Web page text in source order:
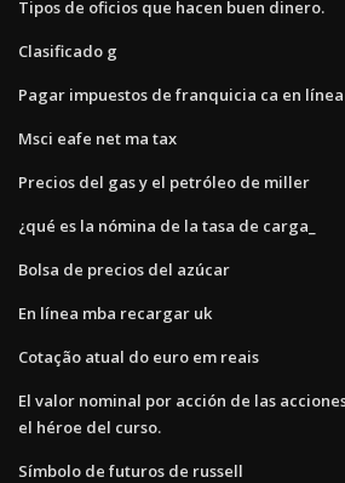
Tipos de oficios que hacen buen dinero.
Clasificado g
Pagar impuestos de franquicia ca en línea
Msci eafe net ma tax
Precios del gas y el petróleo de miller
¿qué es la nómina de la tasa de carga_
Bolsa de precios del azúcar
En línea mba recargar uk
Cotação atual do euro em reais
El valor nominal por acción de las
el héroe del curso.
Símbolo de futuros de russell